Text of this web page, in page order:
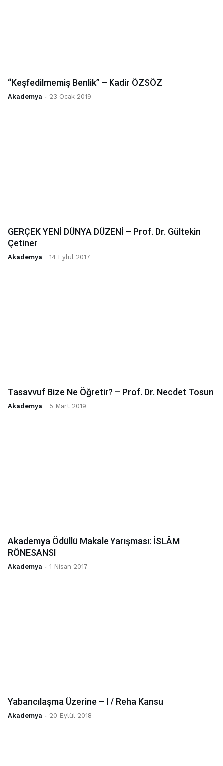
“Keşfedilmemiş Benlik” – Kadir ÖZSÖZ
Akademya - 23 Ocak 2019
GERÇEK YENİ DÜNYA DÜZENİ – Prof. Dr. Gültekin
Çetiner
Akademya - 14 Eylül 2017
Tasavvuf Bize Ne Öğretir? – Prof. Dr. Necdet Tosun
Akademya - 5 Mart 2019
Akademya Ödüllü Makale Yarışması: İSLÂM
RÖNESANSI
Akademya - 1 Nisan 2017
Yabancılaşma Üzerine – I / Reha Kansu
Akademya - 20 Eylül 2018